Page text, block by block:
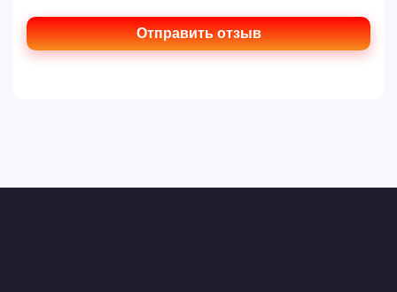
Отправить отзыв